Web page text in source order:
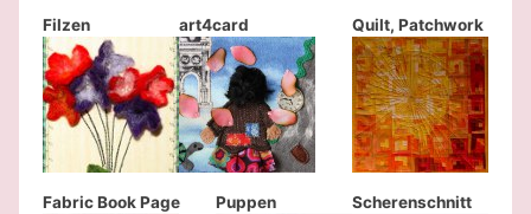
Filzen Quilt, Patchwork
art4card
Scherenschnitt
Fabric Book Page Puppen